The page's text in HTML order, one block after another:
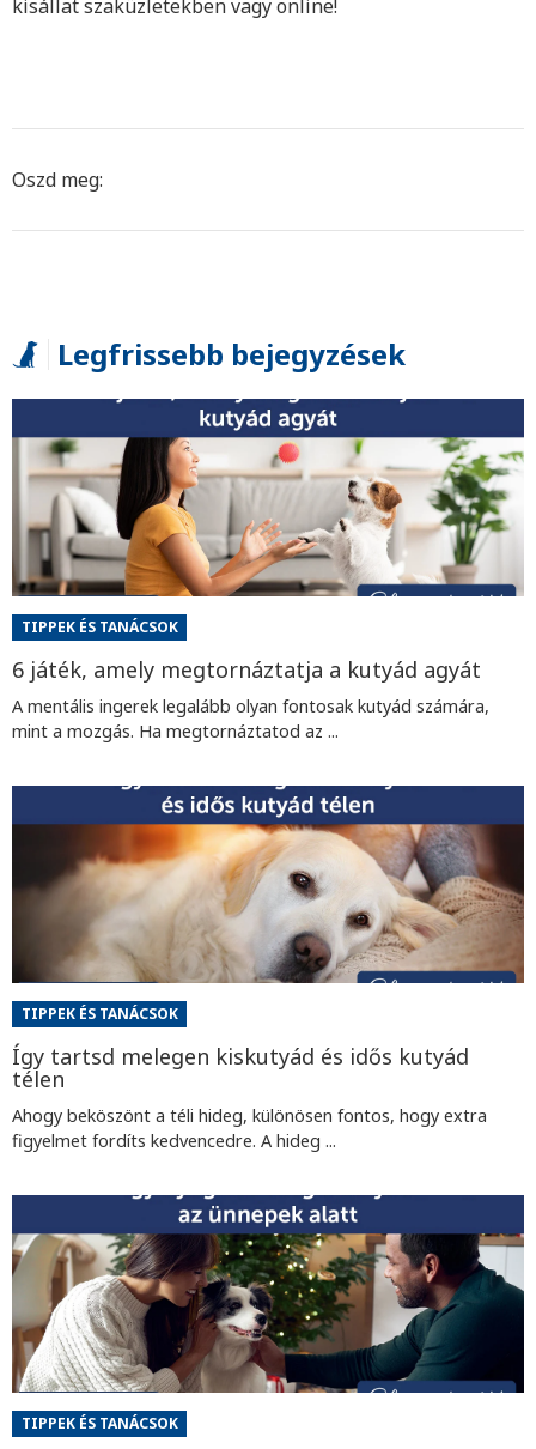
kisállat szaküzletekben vagy online!
Oszd meg:
Legfrissebb bejegyzések
TIPPEK ÉS TANÁCSOK
6 játék, amely megtornáztatja a kutyád agyát
A mentális ingerek legalább olyan fontosak kutyád számára,
mint a mozgás. Ha megtornáztatod az ...
TIPPEK ÉS TANÁCSOK
Így tartsd melegen kiskutyád és idős kutyád
télen
Ahogy beköszönt a téli hideg, különösen fontos, hogy extra
figyelmet fordíts kedvencedre. A hideg ...
TIPPEK ÉS TANÁCSOK